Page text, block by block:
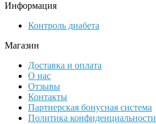
Информация
Контроль диабета
Магазин
Доставка и оплата
О нас
Отзывы
Контакты
Партнерская бонусная система
Политика конфиденциальности